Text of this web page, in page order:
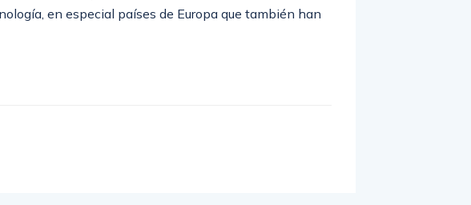
en especial países de Europa que también han